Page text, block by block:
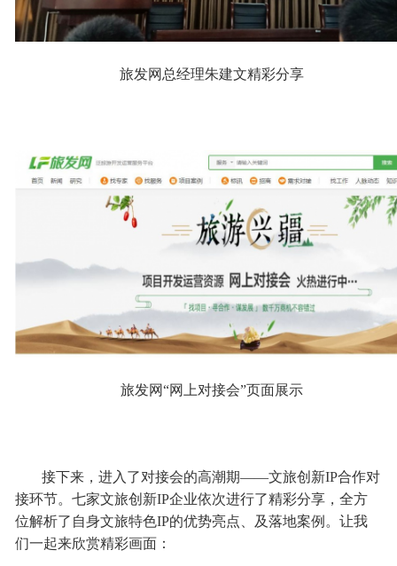
旅发网总经理朱建文精彩分享
旅发网“网上对接会”页面展示
接下来，进入了对接会的高潮期——文旅创新IP合作对
接环节。七家文旅创新IP企业依次进行了精彩分享，全方
位解析了自身文旅特色IP的优势亮点、及落地案例。让我
们一起来欣赏精彩画面：